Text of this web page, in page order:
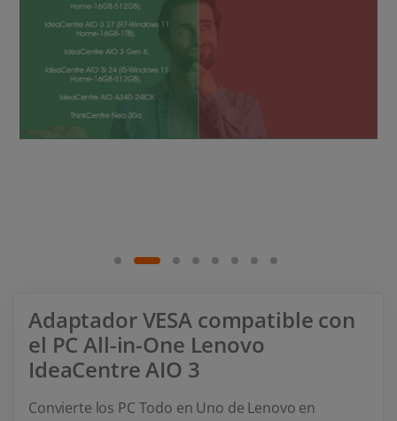
Adaptador VESA compatible con
el PC All-in-One Lenovo
IdeaCentre AIO 3
Convierte los PC Todo en Uno de Lenovo en